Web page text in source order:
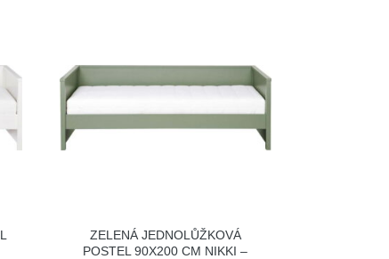
ZELENÁ JEDNOLŮŽKOVÁ
POSTEL 90X200 CM NIKKI –